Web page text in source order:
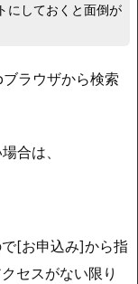
にしておくと面倒が
ラウザから検索
合は、
[お申込み]から指
セスがない限り